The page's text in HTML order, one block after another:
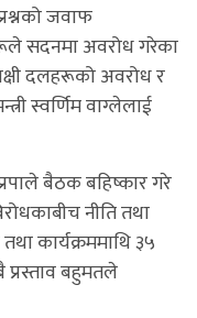
जवाफ
सदनमा अवरोध गरेका
दलहरूको अवरोध र
स्वर्णिम वाग्लेलाई
बैठक बहिष्कार गरे
नीति तथा
कार्यक्रममाथि ३५
बहुमतले